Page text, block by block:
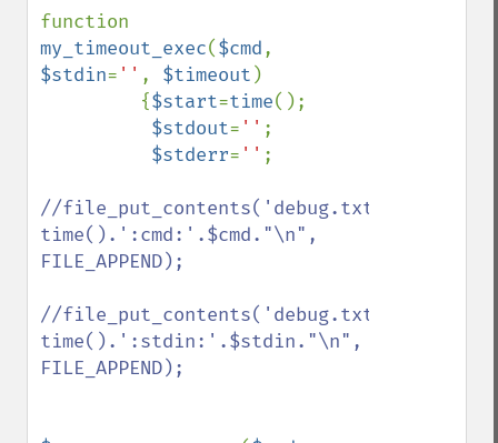
my_timeout_exec($cmd
$stdin= '' , $timeout )
         {
$start=time();
$stdout= '' ;
$stderr= '' ;
//file_put_contents('debug.txt',
time().':cmd:'.$cmd."\n",
FILE_APPEND);
//file_put_contents('debug.txt',
time().':stdin:'.$stdin."\n",
FILE_APPEND);